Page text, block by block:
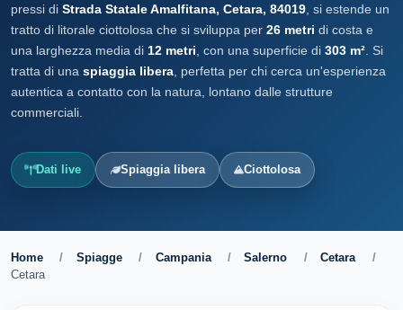
pressi di Strada Statale Amalfitana, Cetara, 84019 , si estende un
tratto di litorale ciottolosa che si sviluppa per 26 metri di costa e
una larghezza media di 12 metri , con una superficie di 303 m² . Si
tratta di una spiaggia libera , perfetta per chi cerca un'esperienza
autentica a contatto con la natura, lontano dalle strutture
commerciali.
Dati live Spiaggia libera Ciottolosa
Home / Spiagge / Campania / Salerno / Cetara
/
Cetara